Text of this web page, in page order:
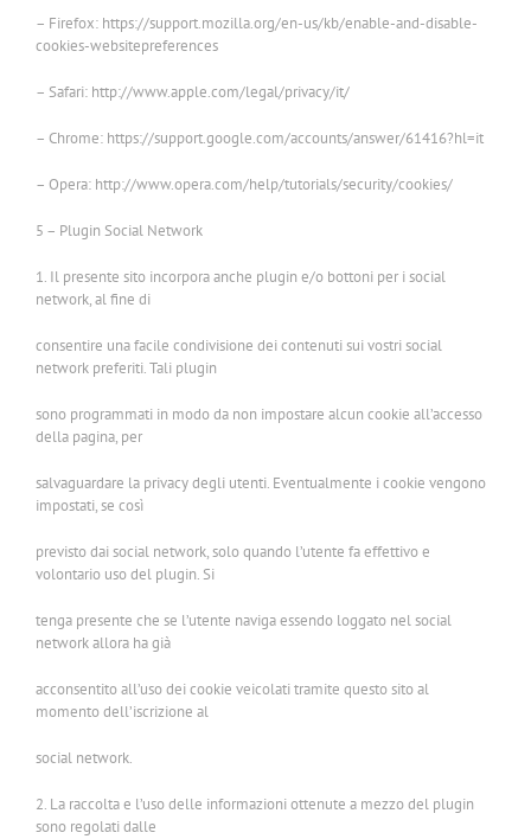
– Firefox: https://support.mozilla.org/en-us/kb/enable-and-disable-
cookies-websitepreferences
– Safari: http://www.apple.com/legal/privacy/it/
– Chrome: https://support.google.com/accounts/answer/61416?hl=it
– Opera: http://www.opera.com/help/tutorials/security/cookies/
5 – Plugin Social Network
1. Il presente sito incorpora anche plugin e/o bottoni per i social
network, al fine di
consentire una facile condivisione dei contenuti sui vostri social
network preferiti. Tali plugin
sono programmati in modo da non impostare alcun cookie all’accesso
della pagina, per
salvaguardare la privacy degli utenti. Eventualmente i cookie vengono
impostati, se così
previsto dai social network, solo quando l’utente fa effettivo e
volontario uso del plugin. Si
tenga presente che se l’utente naviga essendo loggato nel social
network allora ha già
acconsentito all’uso dei cookie veicolati tramite questo sito al
momento dell’iscrizione al
social network.
2. La raccolta e l’uso delle informazioni ottenute a mezzo del plugin
sono regolati dalle